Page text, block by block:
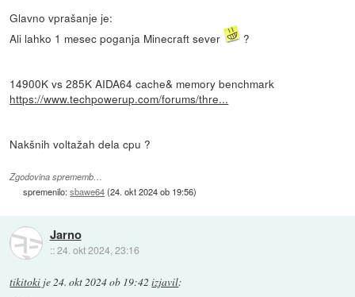
Glavno vprašanje je:
Ali lahko 1 mesec poganja Minecraft sever
?
14900K vs 285K AIDA64 cache& memory benchmark
https://www.techpowerup.com/forums/thre...
Nakšnih voltažah dela cpu ?
Zgodovina sprememb…
spremenilo:sbawe64(24. okt 2024 ob 19:56)
Jarno
::24. okt 2024, 23:16
tikitoki je24. okt 2024 ob 19:42 izjavil: